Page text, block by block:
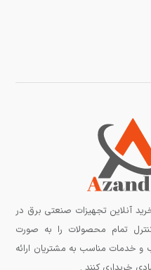
آنلاین تجهیزات صنعتی برق در
تمام محصولات را به صورت
خدمات مناسب به مشتریان ارائه